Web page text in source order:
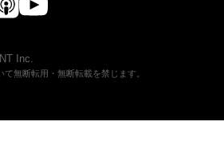
Inc.
無断転用・無断転載を禁じます。